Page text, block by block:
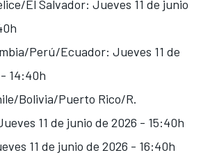
El Salvador: Jueves 11 de junio
Perú/Ecuador: Jueves 11 de
14:40h
Bolivia/Puerto Rico/R.
11 de junio de 2026 - 15:40h
11 de junio de 2026 - 16:40h